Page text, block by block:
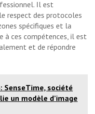
Il est
respect des protocoles
spécifiques et la
à ces compétences, il est
et de répondre
SenseTime, société
un modèle d’image